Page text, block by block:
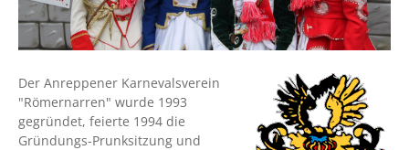
Der Anreppener Karnevalsverein
"Römernarren" wurde 1993
gegründet, feierte 1994 die
Gründungs-Prunksitzung und